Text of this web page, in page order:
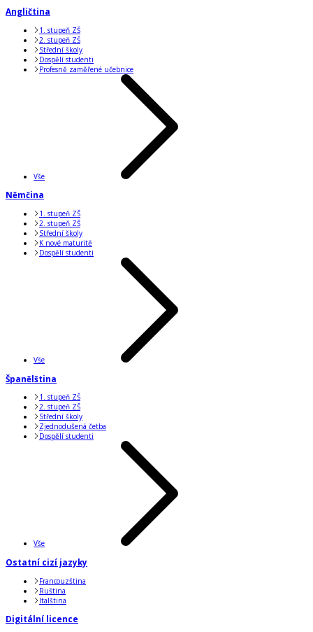
Angličtina
1. stupeň ZŠ
2. stupeň ZŠ
Střední školy
Dospělí studenti
Profesně zaměřené učebnice
Vše
Němčina
1. stupeň ZŠ
2. stupeň ZŠ
Střední školy
K nové maturitě
Dospělí studenti
Vše
Španělština
1. stupeň ZŠ
2. stupeň ZŠ
Střední školy
Zjednodušená četba
Dospělí studenti
Vše
Ostatní cizí jazyky
Francouzština
Ruština
Italština
Digitální licence